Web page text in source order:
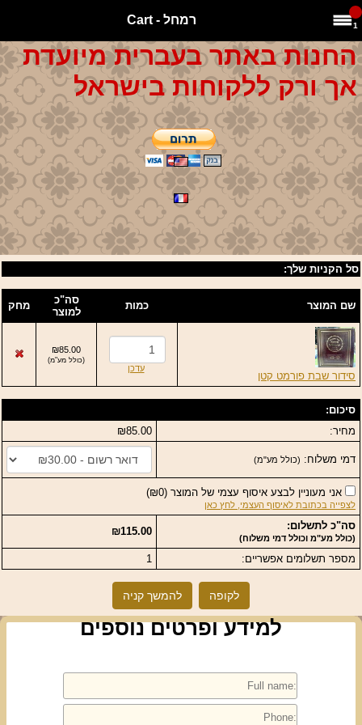
1 רמחל - Cart
החנות באתר בעברית מיועדת
אך ורק ללקוחות בישראל
סל הקניות שלך:
שם המוצר כמות
סה"כ
למוצר
מחק
סידור שבת פורמט קטן
עדכן
₪85.00
(כולל מע"מ)
סיכום:
מחיר:
₪85.00
דמי משלוח: (כולל מע"מ)
אני מעוניין לבצע איסוף עצמי של המוצר (
₪0
)
לצפייה בכתובת לאיסוף העצמי, לחץ כאן
סה"כ לתשלום:
(כולל מע"מ וכולל דמי משלוח)
₪115.00
מספר תשלומים אפשריים: 1
לקופה להמשך קניה
למידע ופרטים נוספים